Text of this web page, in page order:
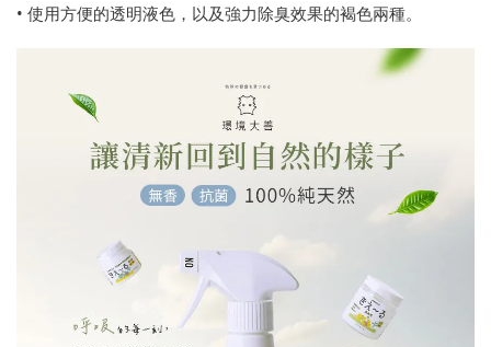
• 使用方便的透明液色，以及強力除臭效果的褐色兩種。